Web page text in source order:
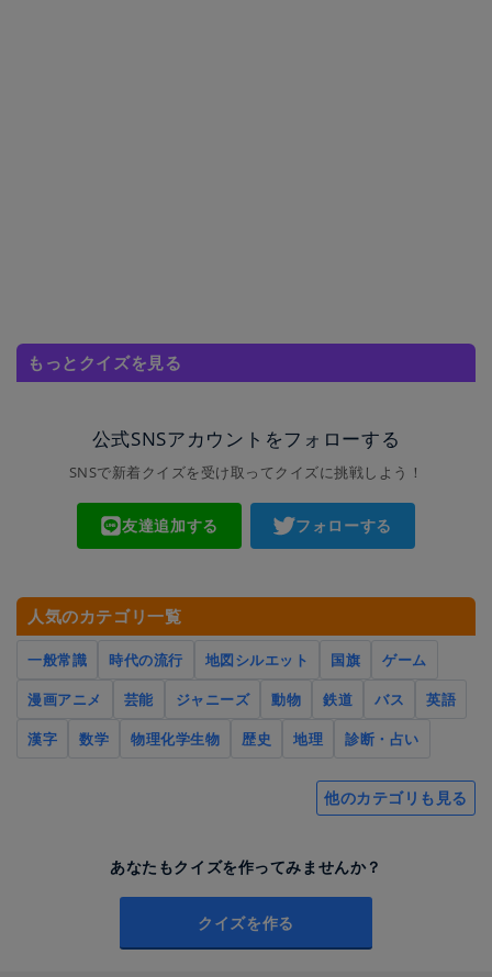
もっとクイズを見る
公式SNSアカウントをフォローする
SNSで新着クイズを受け取ってクイズに挑戦しよう！
友達追加する フォローする
人気のカテゴリ一覧
一般常識 時代の流行 地図シルエット 国旗
ゲーム
漫画アニメ
芸能 ジャニーズ 動物 鉄道 バス
英語
漢字
数学 物理化学生物 歴史 地理 診断・占い
他のカテゴリも見る
あなたもクイズを作ってみませんか？
クイズを作る